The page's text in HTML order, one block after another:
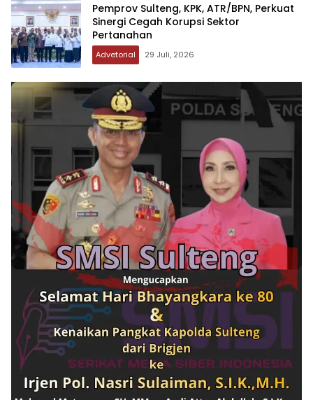
Pemprov Sulteng, KPK, ATR/BPN, Perkuat
Sinergi Cegah Korupsi Sektor
Pertanahan
Advetorial 29 Juli, 2026